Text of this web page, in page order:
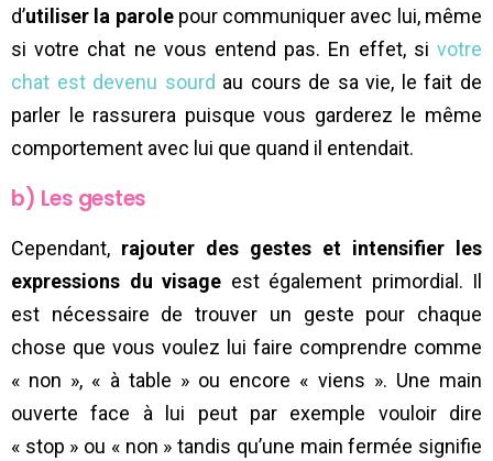
d’utiliser la parole pour communiquer avec lui, même
si votre chat ne vous entend pas. En effet, si votre
chat est devenu sourd au cours de sa vie, le fait de
parler le rassurera puisque vous garderez le même
comportement avec lui que quand il entendait.
b) Les gestes
Cependant, rajouter des gestes et intensifier les
expressions du visage est également primordial. Il
est nécessaire de trouver un geste pour chaque
chose que vous voulez lui faire comprendre comme
« non », « à table » ou encore « viens ». Une main
ouverte face à lui peut par exemple vouloir dire
« stop » ou « non » tandis qu’une main fermée signifie